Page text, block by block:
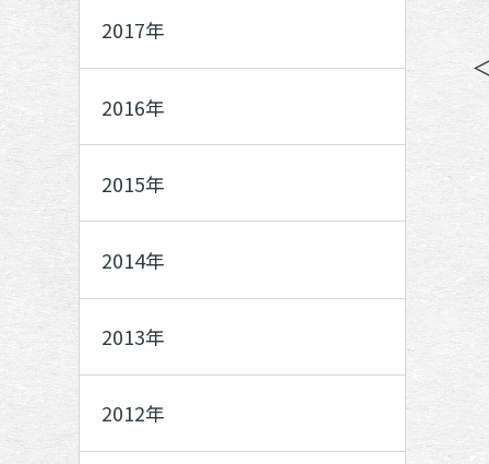
2017年
2016年
2015年
2014年
2013年
2012年